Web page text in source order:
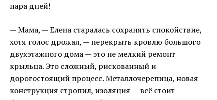
пара дней!
— Мама, — Елена старалась сохранять спокойствие,
хотя голос дрожал, — перекрыть кровлю большого
двухэтажного дома — это не мелкий ремонт
крыльца. Это сложный, рискованный и
дорогостоящий процесс. Металлочерепица, новая
конструкция стропил, изоляция — всё стоит